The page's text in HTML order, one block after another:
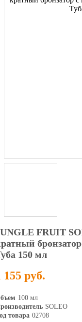
FRUIT
150 мл
155 руб.
100 мл
SOLEO
товара 02708